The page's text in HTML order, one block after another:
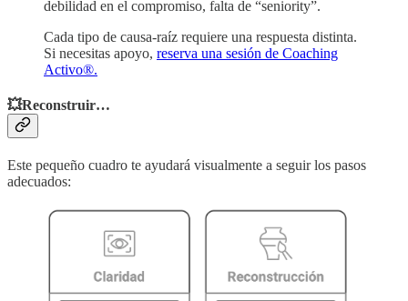
debilidad en el compromiso, falta de “seniority”.
Cada tipo de causa-raíz requiere una respuesta distinta.
Si necesitas apoyo, reserva una sesión de Coaching
Activo®.
💥Reconstruir…
Este pequeño cuadro te ayudará visualmente a seguir los pasos
adecuados: